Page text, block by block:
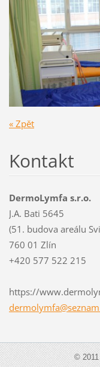
« Zpět
Kontakt
DermoLymfa s.r.o.
J.A. Bati 5645
(51. budova areálu
760 01 Zlín
+420 577 522 215
https://
dermolymfa@sezna
©